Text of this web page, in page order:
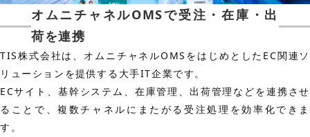
オムニチャネルOMSで受注・在庫・出
荷を連携
TIS株式会社は、オムニチャネルOMSをはじめとしたEC関連ソ
リューションを提供する大手IT企業です。
ECサイト、基幹システム、在庫管理、出荷管理などを連携させ
ることで、複数チャネルにまたがる受注処理を効率化できま
す。